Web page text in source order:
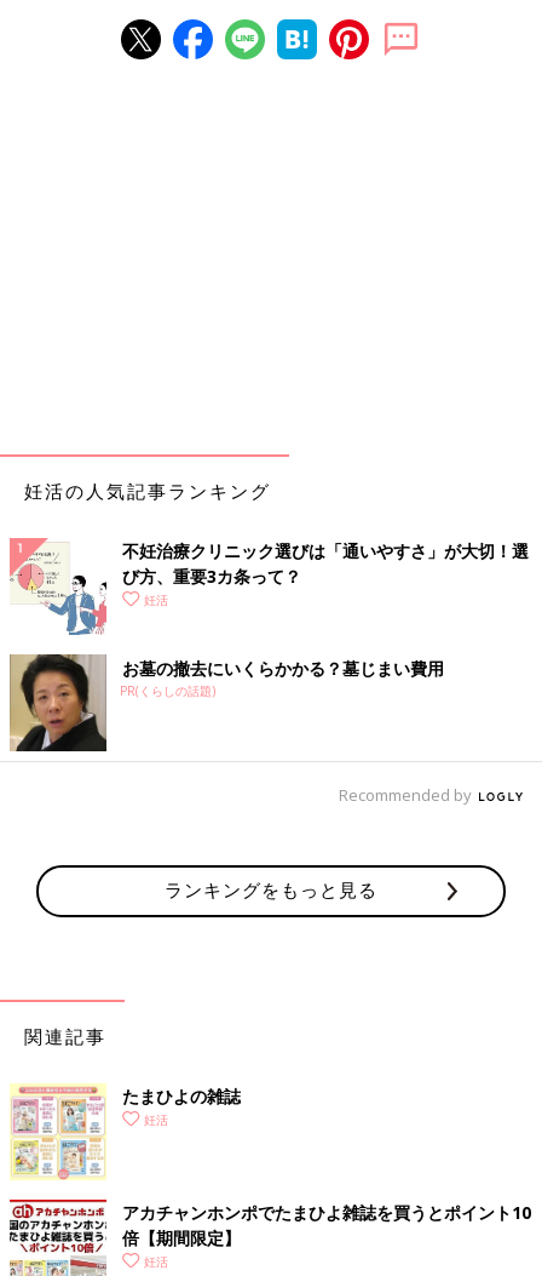
妊活の人気記事ランキング
不妊治療クリニック選びは「通いやすさ」が大切！選
び方、重要3カ条って？
妊活
お墓の撤去にいくらかかる？墓じまい費用
PR(くらしの話題)
Recommended by
ランキングをもっと見る
関連記事
たまひよの雑誌
妊活
アカチャンホンポでたまひよ雑誌を買うとポイント10
倍【期間限定】
妊活